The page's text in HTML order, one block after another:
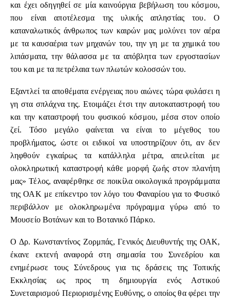
και έχει οδηγηθεί σε μία καινούργια βεβήλωση του κόσμου,
που είναι αποτέλεσμα της υλικής απληστίας του. Ο
καταναλωτικός άνθρωπος των καιρών μας μολύνει τον αέρα
με τα καυσαέρια των μηχανών του, την γη με τα χημικά του
λιπάσματα, την θάλασσα με τα απόβλητα των εργοστασίων
του και με τα πετρέλαια των πλωτών κολοσσών του.
Εξαντλεί τα αποθέματα ενέργειας που αιώνες τώρα φυλάσει η
γη στα σπλάχνα της. Ετοιμάζει έτσι την αυτοκαταστροφή του
και την καταστροφή του φυσικού κόσμου, μέσα στον οποίο
ζεί. Τόσο μεγάλο φαίνεται να είναι το μέγεθος του
προβλήματος, ώστε οι ειδικοί να υποστηρίζουν ότι, αν δεν
ληφθούν εγκαίρως τα κατάλληλα μέτρα, απειλείται με
ολοκληρωτική καταστροφή κάθε μορφή ζωής στον πλανήτη
μας» Τέλος, αναφέρθηκε σε ποικίλα οικολογικά προγράμματα
της ΟΑΚ με επίκεντρο τον λόγο του Φαναρίου για το Φυσικό
περιβάλλον με ολοκληρωμένα πρόγραμμα γύρω από το
Μουσείο Βοτάνων και το Βοτανικό Πάρκο.
Ο Δρ. Κωνσταντίνος Ζορμπάς, Γενικός Διευθυντής της ΟΑΚ,
έκανε εκτενή αναφορά στη σημασία του Συνεδρίου και
ενημέρωσε τους Σύνεδρους για τις δράσεις της Τοπικής
Εκκλησίας ως προς τη δημιουργία ενός Αστικού
Συνεταιρισμού Περιορισμένης Ευθύνης, ο οποίος θα φέρει την